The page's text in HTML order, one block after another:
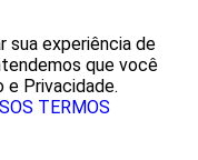
sua experiência de
que você
e Privacidade.
TERMOS